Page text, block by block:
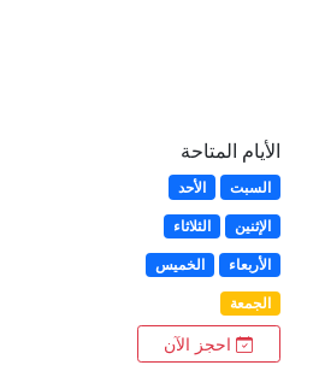
الأيام المتاحة
السبت
الأحد
الإثنين
الثلاثاء
الأربعاء
الخميس
الجمعة
احجز الآن